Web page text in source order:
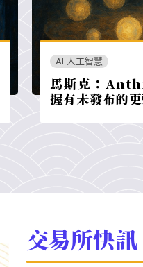
AI 人工智慧
馬斯克：
握有未發布的
交易所快訊